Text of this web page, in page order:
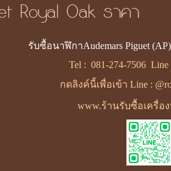
Royal Oak ราคา
รับซื้อนาฬิกาAudemars Piguet
Tel : 081-274-7506Line
กดลิงค์นี้เพื่อเข้า Line :
www.ร้านรับซื้อเครื่อ